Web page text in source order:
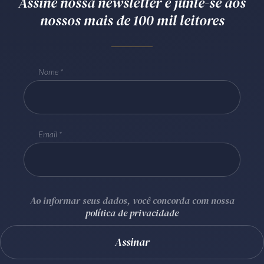
Batel Curitiba/PR CEP80240-000
nossos mais de 100 mil leitores
Nome
Email
Ao informar seus dados, você concorda com nossa
política de privacidade